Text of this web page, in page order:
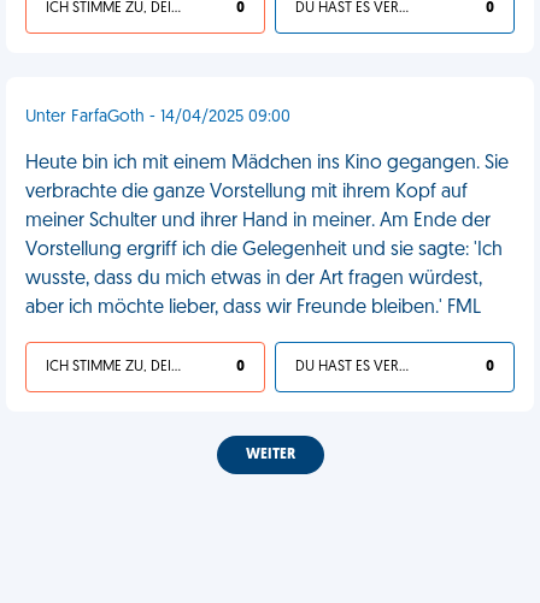
ICH STIMME ZU, DEIN LEBEN IST SCHEISSE 0 DU HAST ES VERDIENT 0
Unter FarfaGoth - 14/04/2025 09:00
Heute bin ich mit einem Mädchen ins Kino gegangen. Sie
verbrachte die ganze Vorstellung mit ihrem Kopf auf
meiner Schulter und ihrer Hand in meiner. Am Ende der
Vorstellung ergriff ich die Gelegenheit und sie sagte: 'Ich
wusste, dass du mich etwas in der Art fragen würdest,
aber ich möchte lieber, dass wir Freunde bleiben.' FML
ICH STIMME ZU, DEIN LEBEN IST SCHEISSE 0 DU HAST ES VERDIENT 0
WEITER